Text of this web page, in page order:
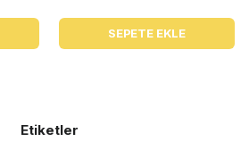
SEPETE EKLE
Etiketler